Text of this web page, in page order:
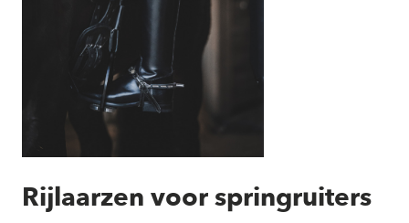
Rijlaarzen voor springruiters